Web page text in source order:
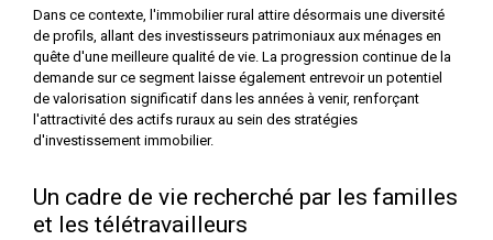
Dans ce contexte, l'immobilier rural attire désormais une diversité
de profils, allant des investisseurs patrimoniaux aux ménages en
quête d'une meilleure qualité de vie. La progression continue de la
demande sur ce segment laisse également entrevoir un potentiel
de valorisation significatif dans les années à venir, renforçant
l'attractivité des actifs ruraux au sein des stratégies
d'investissement immobilier.
Un cadre de vie recherché par les familles
et les télétravailleurs